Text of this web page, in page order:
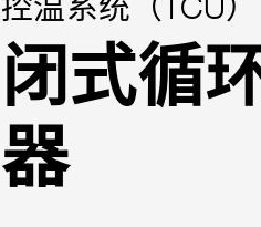
控温系统（TCU）
闭式循
器